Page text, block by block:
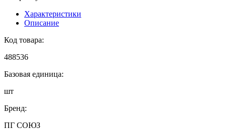
Характеристики
Описание
Код товара:
488536
Базовая единица:
шт
Бренд:
ПГ СОЮЗ